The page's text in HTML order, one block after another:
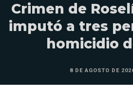
Crimen de
imputó a tres
homicidio
8 DE AGOSTO DE